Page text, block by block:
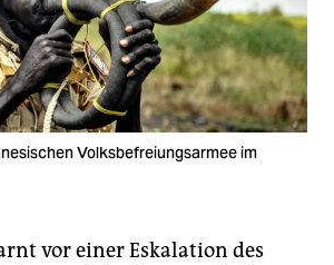
Volksbefreiungsarmee im
vor einer Eskalation des